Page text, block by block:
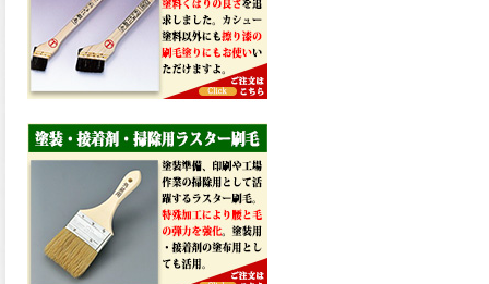
2026.03.13
滑らかな塗膜は従来の屋根用
塗料と比べ、滑らかな塗膜表
面を形成し、光沢が高く、抜
群の仕上がり性を提供、一液
新しく販売開始致しました。
ご購入はこちらから。
無機顔料の表面を高緻密ダブ
ルシールド層でガードするこ
とにより、ラジカルの発生を
抑制、エスケープレミアムル